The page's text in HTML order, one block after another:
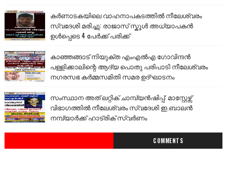
കർണാടകയിലെ വാഹനാപകടത്തിൽ നീലേശ്വരം
സ്വദേശി മരിച്ചു: രാജാസ് സ്കൂൾ അധ്യാപകൻ
ഉൾപ്പെടെ 4 പേർക്ക് പരിക്ക്
കാഞ്ഞങ്ങാട് നിയുക്ത എംഎൽഎ ഗോവിന്ദൻ
പള്ളിക്കാലിന്റെ ആദ്യ പൊതു പരിപാടി നീലേശ്വരം
നഗരസഭ കർമ്മസമിതി സമര ഉദ്ഘാടനം
സംസ്ഥാന അത് ലറ്റിക് ചാമ്പ്യൻഷിപ്പ്: മാസ്റ്റേഴ്സ്
വിഭാഗത്തിൽ നീലേശ്വരം സ്വദേശി ഇ.ബാലൻ
നമ്പ്യാർക്ക് ഹാട്രിക് സ്വർണം
COMMENTS